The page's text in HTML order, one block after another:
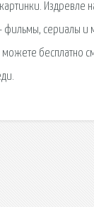
сериалы и
бесплатно